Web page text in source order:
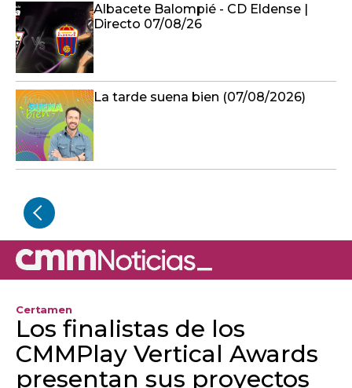
Albacete Balompié - CD Eldense |
Directo 07/08/26
La tarde suena bien (07/08/2026)
Certamen
Los finalistas de los
CMMPlay Vertical Awards
presentan sus proyectos